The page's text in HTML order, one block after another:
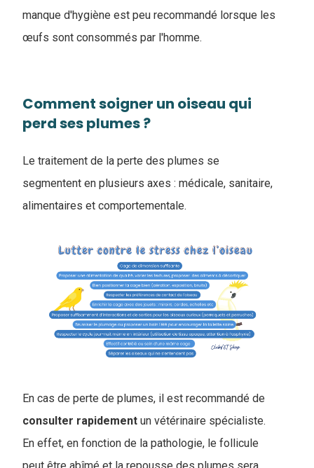
manque d'hygiène est peu recommandé lorsque les
œufs sont consommés par l'homme.
Comment soigner un oiseau qui
perd ses plumes ?
Le traitement de la perte des plumes se
segmentent en plusieurs axes : médicale, sanitaire,
alimentaires et comportementale.
En cas de perte de plumes, il est recommandé de
consulter rapidement un vétérinaire spécialiste.
En effet, en fonction de la pathologie, le follicule